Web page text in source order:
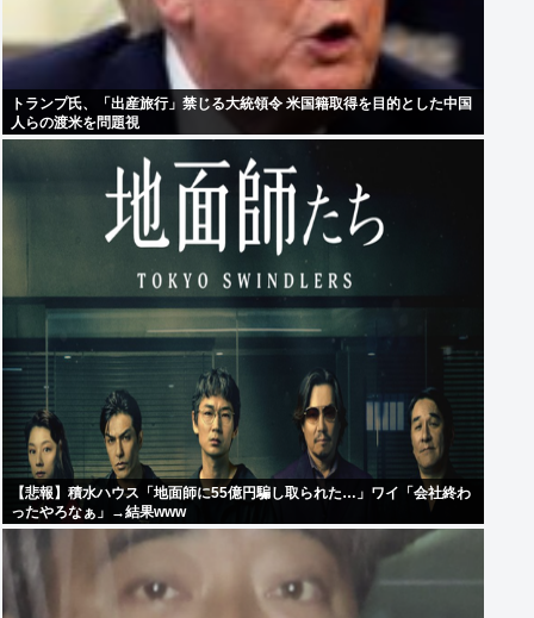
トランプ氏、「出産旅行」禁じる大統領令 米国籍取得を目的とした中国
人らの渡米を問題視
【悲報】積水ハウス「地面師に55億円騙し取られた…」ワイ「会社終わ
ったやろなぁ」→結果www